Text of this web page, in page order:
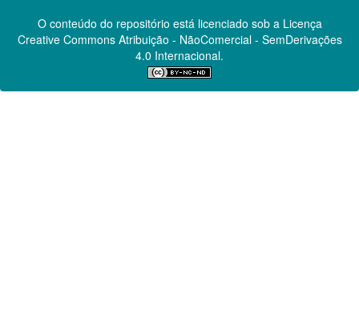
O conteúdo do repositório está licenciado sob a Licença
Creative CommonsAtribuição - NãoComercial - SemDerivações
4.0 Internacional.